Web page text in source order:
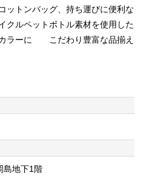
ットンバッグ、持ち運びに便利な
クルペットボトル素材を使用した
ラーに こだわり豊富な品揃え
地下1階